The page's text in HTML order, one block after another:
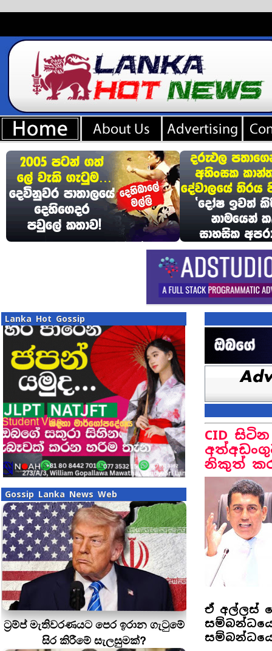
Lanka Hot Gossip
Gossip Lanka News Web
ට්‍රම්ප් මැතිවරණයට පෙර ඉරාන ගැටුමේ
සිර කිරීමේ සැලසුමක්?
CID
නිකුත්
ඒ අල්ලස්